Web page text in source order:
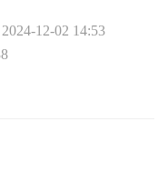
12-02 14:53